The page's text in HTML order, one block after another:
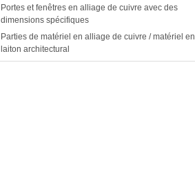
Portes et fenêtres en alliage de cuivre avec des
dimensions spécifiques
Parties de matériel en alliage de cuivre / matériel en
laiton architectural